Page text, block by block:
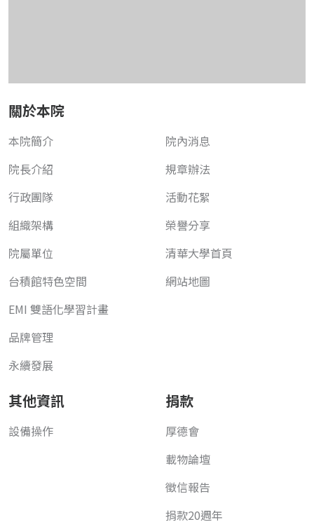
關於本院
本院簡介
院長介紹
行政團隊
組織架構
院屬單位
台積館特色空間
EMI 雙語化學習計畫
品牌管理
永續發展
院內消息
規章辦法
活動花絮
榮譽分享
清華大學首頁
網站地圖
其他資訊
設備操作
捐款
厚德會
載物論壇
徵信報告
捐款20週年